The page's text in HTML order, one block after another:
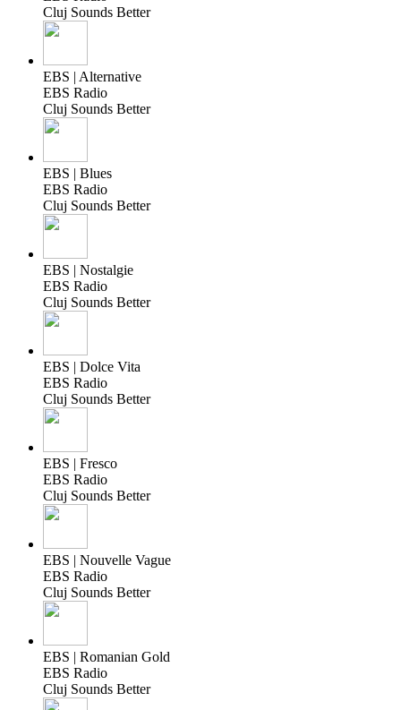
Cluj Sounds Better
EBS | Alternative
EBS Radio
Cluj Sounds Better
EBS | Blues
EBS Radio
Cluj Sounds Better
EBS | Nostalgie
EBS Radio
Cluj Sounds Better
EBS | Dolce Vita
EBS Radio
Cluj Sounds Better
EBS | Fresco
EBS Radio
Cluj Sounds Better
EBS | Nouvelle Vague
EBS Radio
Cluj Sounds Better
EBS | Romanian Gold
EBS Radio
Cluj Sounds Better